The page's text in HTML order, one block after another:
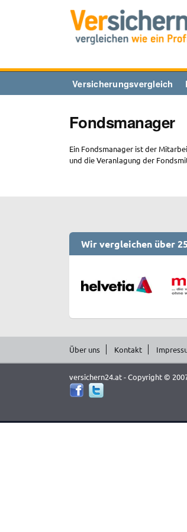
Versicherungsvergleich
Fondsmanager
Ein Fondsmanager ist der
und die Veranlagung der
Wir vergleichen über
Über uns Kontakt
versichern24.at - Copyright ©